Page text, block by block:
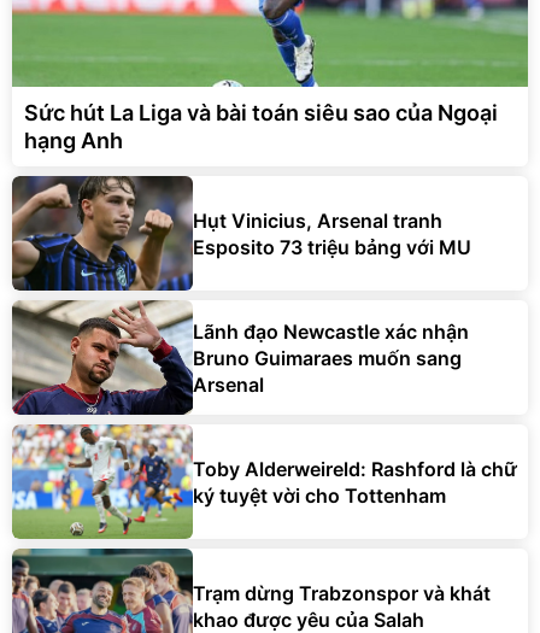
Sức hút La Liga và bài toán siêu sao của Ngoại
hạng Anh
Hụt Vinicius, Arsenal tranh
Esposito 73 triệu bảng với MU
Lãnh đạo Newcastle xác nhận
Bruno Guimaraes muốn sang
Arsenal
Toby Alderweireld: Rashford là chữ
ký tuyệt vời cho Tottenham
Trạm dừng Trabzonspor và khát
khao được yêu của Salah